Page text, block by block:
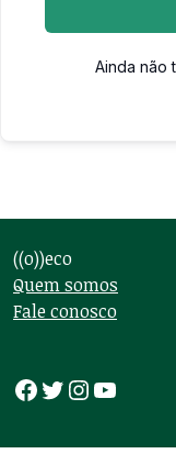
Ainda não
((o))eco
Quem somos
Fale conosco
Facebook
Twitter
Instagram
Youtube